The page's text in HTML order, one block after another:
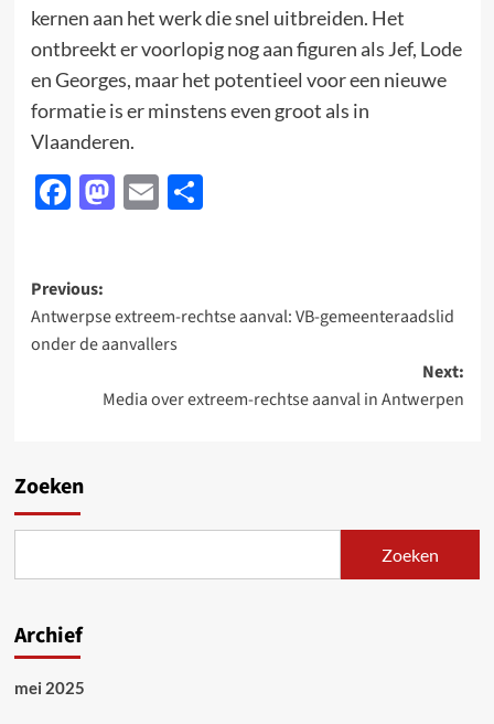
kernen aan het werk die snel uitbreiden. Het
ontbreekt er voorlopig nog aan figuren als Jef, Lode
en Georges, maar het potentieel voor een nieuwe
formatie is er minstens even groot als in
Vlaanderen.
Facebook
Mastodon
EmailDelen
Post
navigation
Previous:
Antwerpse extreem-rechtse aanval: VB-gemeenteraadslid
onder de aanvallers
Next:
Media over extreem-rechtse aanval in Antwerpen
Zoeken
Zoeken
Archief
mei 2025